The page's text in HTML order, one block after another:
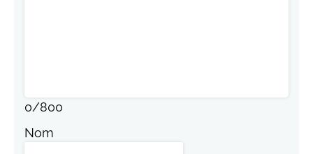
0/800
Nom